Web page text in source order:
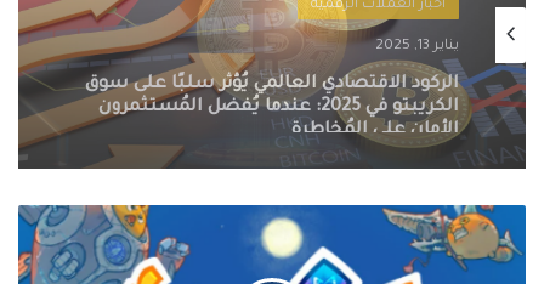
يناير 13, 2025
التنظيمات الحكومية الصارمة تُطيح بسوق
الكريبتو في 2025: سيف ذو حدين على
مستقبل العملات الرقمية
مشروع
عملة
AXS..